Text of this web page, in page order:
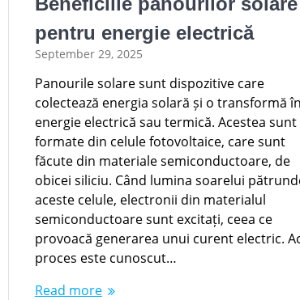
pentru energie electrică
September 29, 2025
Panourile solare sunt dispozitive care
colectează energia solară și o transformă
energie electrică sau termică. Acestea sunt
formate din celule fotovoltaice, care sunt
făcute din materiale semiconductoare, de
obicei siliciu. Când lumina soarelui
aceste celule, electronii din materialul
semiconductoare sunt excitați, ceea ce
provoacă generarea unui curent electric.
proces este cunoscut…
Read more